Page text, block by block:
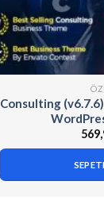
Consulting